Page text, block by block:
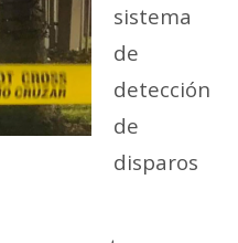
sistema
de
detección
de
disparos